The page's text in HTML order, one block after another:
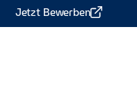
Jetzt Bewerben